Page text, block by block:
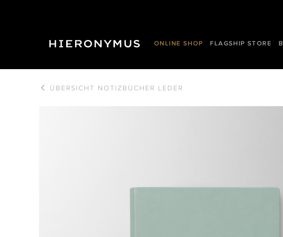
ONLINE SHOP FLAGSHIP STORE
ÜBERSICHT NOTIZBÜCHER LEDER